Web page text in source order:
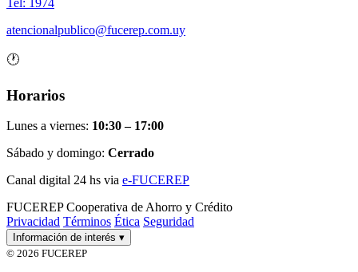
Tel: 1974
atencionalpublico@fucerep.com.uy
🕐
Horarios
Lunes a viernes: 10:30 – 17:00
Sábado y domingo: Cerrado
Canal digital 24 hs via e-FUCEREP
FUCEREP Cooperativa de Ahorro y Crédito
Privacidad Términos Ética Seguridad
Información de interés ▾
© 2026 FUCEREP